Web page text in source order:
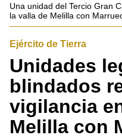
Una unidad del Tercio Gran
la valla de Melilla con
Ejército de Tierra
Unidades
blindados
vigilancia
Melilla con